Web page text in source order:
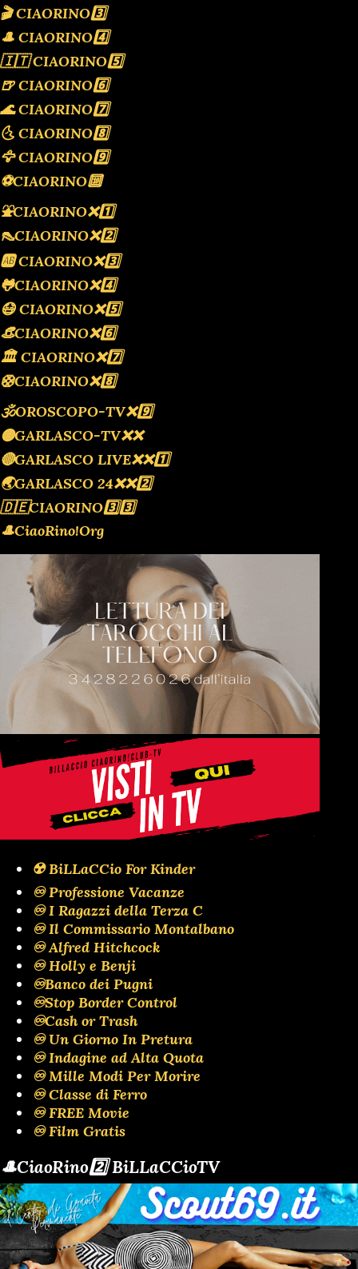
🎬 CIAORINO3️⃣
🎩 CIAORINO4️⃣
🇮🇹 CIAORINO5️⃣
🍺 CIAORINO6️⃣
🌊 CIAORINO7️⃣
🌜 CIAORINO8️⃣
🦅 CIAORINO9️⃣
⚽️CIAORINO🔟
⛲️CIAORINO❌️1️⃣
👠CIAORINO❌️2️⃣
🆎 CIAORINO❌️3️⃣
🐸CIAORINO❌️4️⃣
😷 CIAORINO❌️5️⃣
👒CIAORINO❌️6️⃣
🏛 CIAORINO❌️7️⃣
🛟CIAORINO❌️8️⃣
🕉OROSCOPO-TV❌️9️⃣
🟡GARLASCO-TV❌️❌️
🔴GARLASCO LIVE❌️❌️1️⃣
🌏GARLASCO 24❌️❌️2️⃣
🇩🇪CIAORINO3️⃣3️⃣
🎩CiaoRino!Org
☢️ BiLLaCCio For Kinder
♾️ Professione Vacanze
♾️ I Ragazzi della Terza C
♾️ Il Commissario Montalbano
♾️ Alfred Hitchcock
♾️ Holly e Benji
♾️Banco dei Pugni
♾️Stop Border Control
♾️Cash or Trash
♾️ Un Giorno In Pretura
♾️ Indagine ad Alta Quota
♾️ Mille Modi Per Morire
♾️ Classe di Ferro
♾️ FREE Movie
♾️ Film Gratis
🎩CiaoRino2️⃣ BiLLaCCioTV